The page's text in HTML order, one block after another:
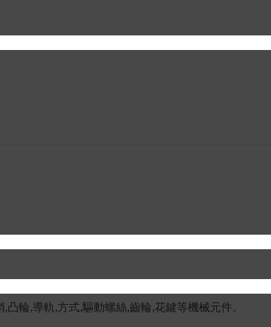
輪,導軌,方式,驅動螺絲,齒輪,花鍵等機械元件。